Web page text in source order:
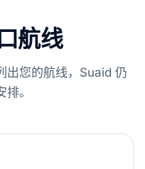
航线
出您的航线，Suaid 仍
。